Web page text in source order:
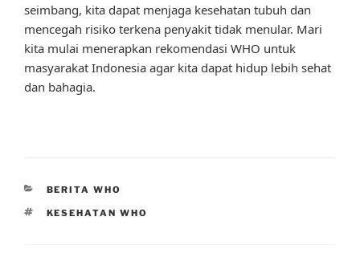
seimbang, kita dapat menjaga kesehatan tubuh dan
mencegah risiko terkena penyakit tidak menular. Mari
kita mulai menerapkan rekomendasi WHO untuk
masyarakat Indonesia agar kita dapat hidup lebih sehat
dan bahagia.
CATEGORIES
BERITA WHO
TAGS
KESEHATAN WHO